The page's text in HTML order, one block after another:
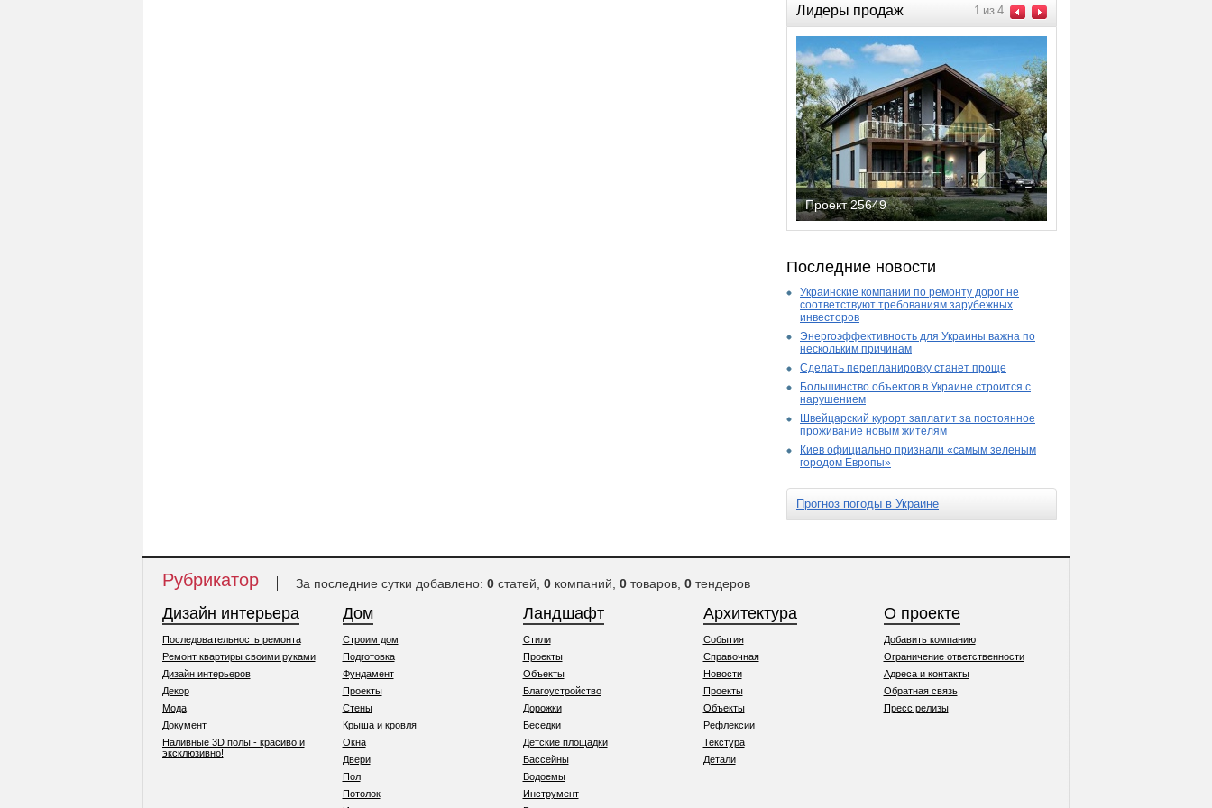
Лидеры продаж 1 из 4
Проект 25649
Последние новости
Украинские компании по ремонту дорог не
соответствуют требованиям зарубежных
инвесторов
Энергоэффективность для Украины важна по
нескольким причинам
Сделать перепланировку станет проще
Большинство объектов в Украине строится с
нарушением
Швейцарский курорт заплатит за постоянное
проживание новым жителям
Киев официально признали «самым зеленым
городом Европы»
Прогноз погоды в Украине
Рубрикатор За последние сутки добавлено: 0статей, 0компаний, 0товаров, 0тендеров
Дизайн интерьера
Последовательность ремонта
Ремонт квартиры своими руками
Дизайн интерьеров
Декор
Мода
Документ
Наливные 3D полы - красиво и
эксклюзивно!
Дом
Строим дом
Подготовка
Фундамент
Проекты
Стены
Крыша и кровля
Окна
Двери
Пол
Потолок
Ландшафт
Стили
Проекты
Объекты
Благоустройство
Дорожки
Беседки
Детские площадки
Бассейны
Водоемы
Инструмент
Архитектура
События
Справочная
Новости
Проекты
Объекты
Рефлексии
Текстура
Детали
О проекте
Добавить компанию
Ограничение ответственности
Адреса и контакты
Обратная связь
Пресс релизы